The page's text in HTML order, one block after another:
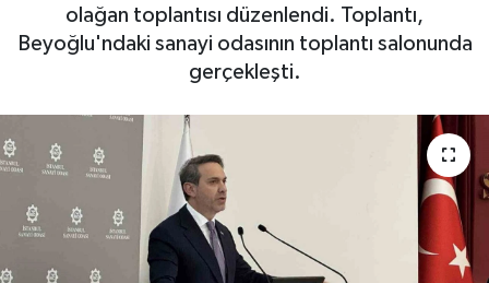
olağan toplantısı düzenlendi. Toplantı,
Beyoğlu'ndaki sanayi odasının toplantı salonunda
gerçekleşti.
YAŞAM
İLÇELER
RESMİ İLANLAR
Haber Arşivi